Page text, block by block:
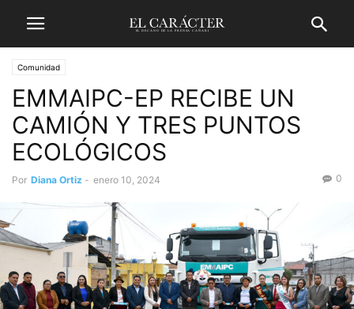
Comunidad
EMMAIPC-EP RECIBE UN
CAMIÓN Y TRES PUNTOS
ECOLÓGICOS
Por Diana Ortiz - enero 10, 2024 0